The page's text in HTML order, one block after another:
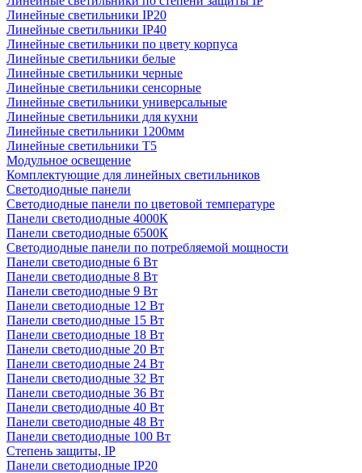
Линейные светильники IP20
Линейные светильники IP40
Линейные светильники по цвету корпуса
Линейные светильники белые
Линейные светильники черные
Линейные светильники сенсорные
Линейные светильники универсальные
Линейные светильники для кухни
Линейные светильники 1200мм
Линейные светильники Т5
Модульное освещение
Комплектующие для линейных светильников
Светодиодные панели
Светодиодные панели по цветовой температуре
Панели светодиодные 4000К
Панели светодиодные 6500К
Светодиодные панели по потребляемой мощности
Панели светодиодные 6 Вт
Панели светодиодные 8 Вт
Панели светодиодные 9 Вт
Панели светодиодные 12 Вт
Панели светодиодные 15 Вт
Панели светодиодные 18 Вт
Панели светодиодные 20 Вт
Панели светодиодные 24 Вт
Панели светодиодные 32 Вт
Панели светодиодные 36 Вт
Панели светодиодные 40 Вт
Панели светодиодные 48 Вт
Панели светодиодные 100 Вт
Степень защиты, IP
Панели светодиодные IP20